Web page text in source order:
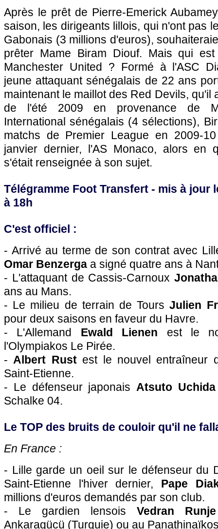
Après le prêt de Pierre-Emerick
saison, les dirigeants lillois, qui n'ont pas
Gabonais (3 millions d'euros),
prêter Mame Biram Diouf. Mais qui
Manchester United ? Formé à l'ASC
jeune attaquant sénégalais de 22 ans
maintenant le maillot des Red Devils, qu'il
de l'été 2009 en provenance de
International sénégalais (4 sélections),
matchs de Premier League en 2009-
janvier dernier, l'AS Monaco, alors en
s'était renseignée à son sujet.
Télégramme Foot Transfert - mis à jour
à 18h
C'est officiel :
- Arrivé au terme de son contrat avec
Omar Benzerga a signé quatre ans à
- L'attaquant de Cassis-Carnoux
ans au Mans.
- Le milieu de terrain de ToursJulien
pour deux saisons en faveur du Havre.
- L'Allemand Ewald Lienen est le
l'Olympiakos Le Pirée.
- Albert Rustest le nouvel entraîneur
Saint-Etienne.
- Le défenseur japonais Atsuto Uchida
Schalke 04.
Le TOP des bruits de couloir qu'il ne
En France :
- Lille garde un oeil sur le défenseur du
Saint-Etienne l'hiver dernier, Pape
millions d'euros demandés par son club.
- Le gardien lensois Vedran Runje
Ankaragücü (Turquie) ou au